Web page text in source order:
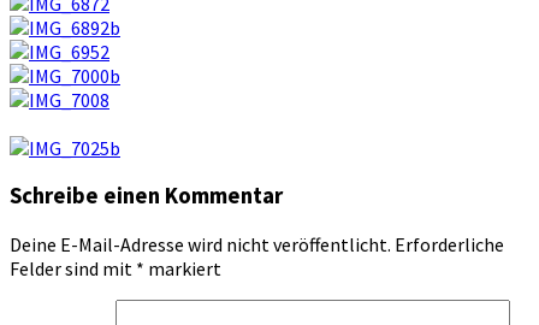
Schreibe einen Kommentar
Deine E-Mail-Adresse wird nicht veröffentlicht. Erforderliche
Felder sind mit * markiert